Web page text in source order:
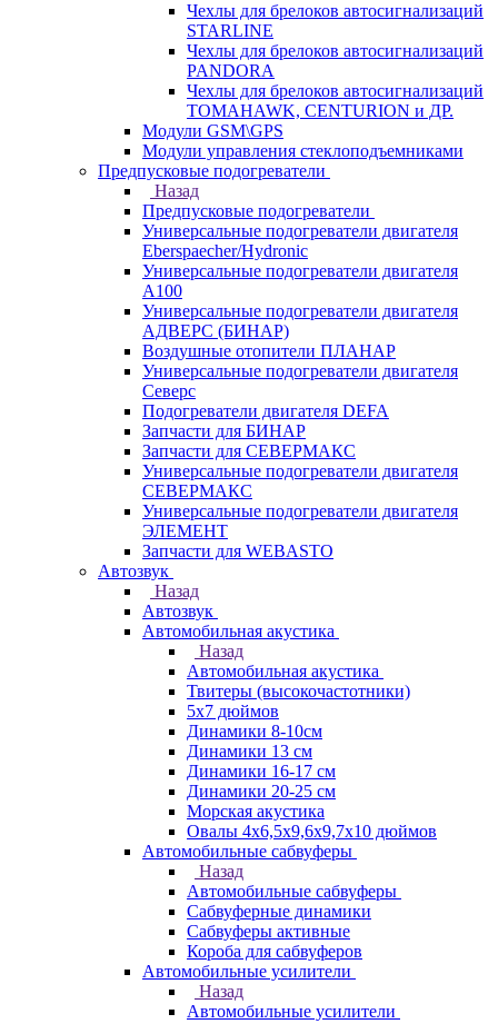
Чехлы для брелоков автосигнализаций
STARLINE
Чехлы для брелоков автосигнализаций
PANDORA
Чехлы для брелоков автосигнализаций
TOMAHAWK, CENTURION и ДР.
Модули GSM\GPS
Модули управления стеклоподъемниками
Предпусковые подогреватели
Назад
Предпусковые подогреватели
Универсальные подогреватели двигателя
Eberspaecher/Hydronic
Универсальные подогреватели двигателя
A100
Универсальные подогреватели двигателя
АДВЕРС (БИНАР)
Воздушные отопители ПЛАНАР
Универсальные подогреватели двигателя
Северс
Подогреватели двигателя DEFA
Запчасти для БИНАР
Запчасти для СЕВЕРМАКС
Универсальные подогреватели двигателя
СЕВЕРМАКС
Универсальные подогреватели двигателя
ЭЛЕМЕНТ
Запчасти для WEBASTO
Автозвук
Назад
Автозвук
Автомобильная акустика
Назад
Автомобильная акустика
Твитеры (высокочастотники)
5x7 дюймов
Динамики 8-10см
Динамики 13 см
Динамики 16-17 см
Динамики 20-25 см
Морская акустика
Овалы 4х6,5х9,6x9,7х10 дюймов
Автомобильные сабвуферы
Назад
Автомобильные сабвуферы
Сабвуферные динамики
Сабвуферы активные
Короба для сабвуферов
Автомобильные усилители
Назад
Автомобильные усилители